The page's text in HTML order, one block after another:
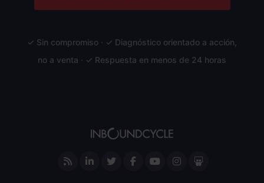
✓ Sin compromiso · ✓ Diagnóstico orientado a acción,
no a venta · ✓ Respuesta en menos de 24 horas